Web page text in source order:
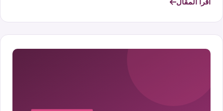
اقرأ المقال